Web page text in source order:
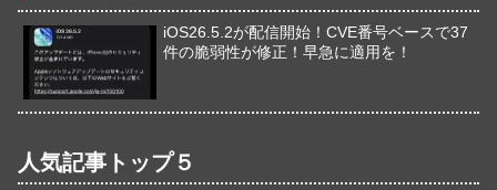
iOS26.5.2が配信開始！CVE番号ベースで37
件の脆弱性が修正！早急に適用を！
人気記事トップ５